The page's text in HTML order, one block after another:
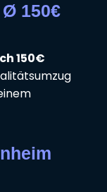
150€
150€